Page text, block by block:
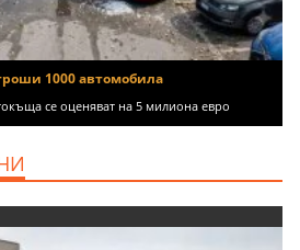
1000 автомобила
се оценяват на 5 милиона евро